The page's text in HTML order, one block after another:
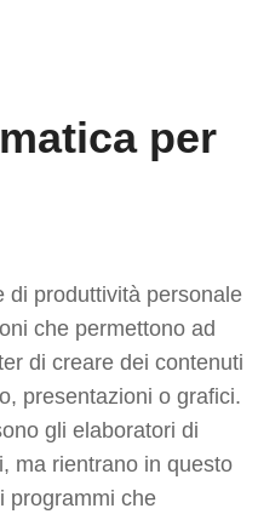
per
di produttività personale
che permettono ad
di creare dei contenuti
presentazioni o grafici.
gli elaboratori di
ma rientrano in questo
programmi che